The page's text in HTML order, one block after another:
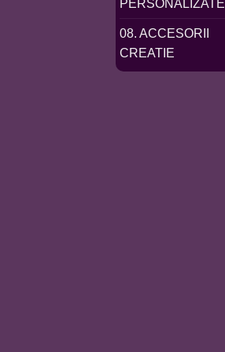
PERSONALIZATE
08. ACCESORII
CREATIE